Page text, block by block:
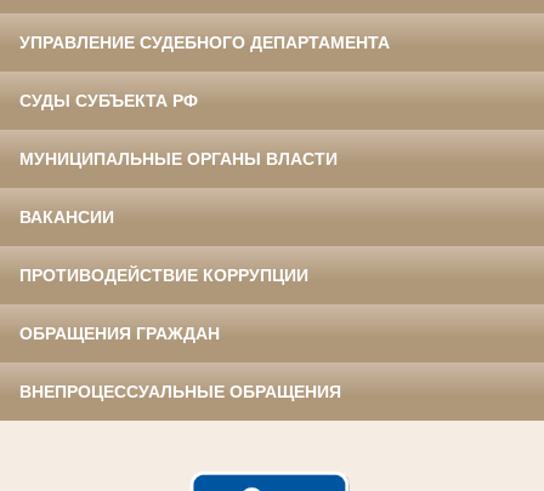
УПРАВЛЕНИЕ СУДЕБНОГО ДЕПАРТАМЕНТА
СУДЫ СУБЪЕКТА РФ
МУНИЦИПАЛЬНЫЕ ОРГАНЫ ВЛАСТИ
ВАКАНСИИ
ПРОТИВОДЕЙСТВИЕ КОРРУПЦИИ
ОБРАЩЕНИЯ ГРАЖДАН
ВНЕПРОЦЕССУАЛЬНЫЕ ОБРАЩЕНИЯ